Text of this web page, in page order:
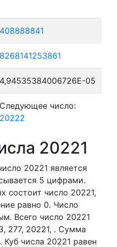
408888841
8268141253861
4,94535384006726E-05
Следующее число:
20222
20221
20221 является
5 цифрами.
состоит число 20221,
равно 0. Число
Всего число 20221
277, 20221, . Сумма
числа 20221 равен